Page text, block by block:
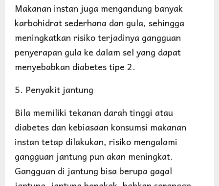
Makanan instan juga mengandung banyak
karbohidrat sederhana dan gula, sehingga
meningkatkan risiko terjadinya gangguan
penyerapan gula ke dalam sel yang dapat
menyebabkan diabetes tipe 2.
5. Penyakit jantung
Bila memiliki tekanan darah tinggi atau
diabetes dan kebiasaan konsumsi makanan
instan tetap dilakukan, risiko mengalami
gangguan jantung pun akan meningkat.
Gangguan di jantung bisa berupa gagal